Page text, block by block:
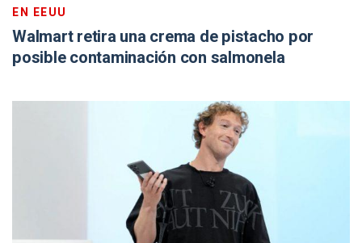
EN EEUU
Walmart retira una crema de pistacho por
posible contaminación con salmonela